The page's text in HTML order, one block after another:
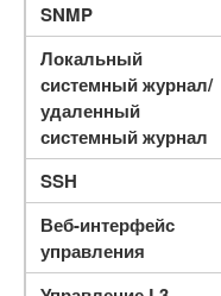
SNMP
Локальный
системный журнал/
удаленный
системный журнал
SSH
Веб-интерфейс
управления